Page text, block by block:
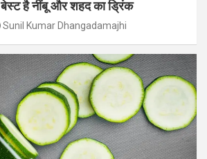
है नींबू और शहद का ड्रिंक
Sunil Kumar Dhangadamajhi